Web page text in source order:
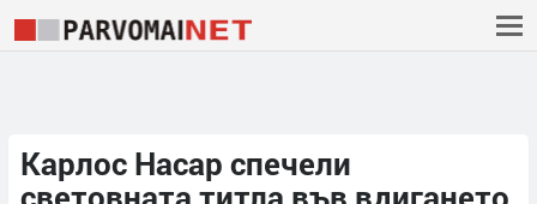
Карлос Насар спечели